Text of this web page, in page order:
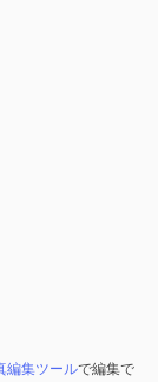
編集ツールで編集で